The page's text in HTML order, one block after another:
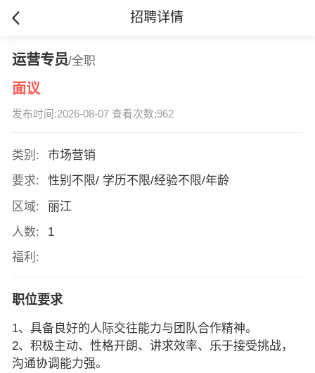
招聘详情
运营专员/全职
面议
发布时间:2026-08-07 查看次数:962
类别:
市场营销
要求:
性别不限/ 学历不限/经验不限/年龄
区域:
丽江
人数:
1
福利:
职位要求
1、具备良好的人际交往能力与团队合作精神。
2、积极主动、性格开朗、讲求效率、乐于接受挑战，
沟通协调能力强。